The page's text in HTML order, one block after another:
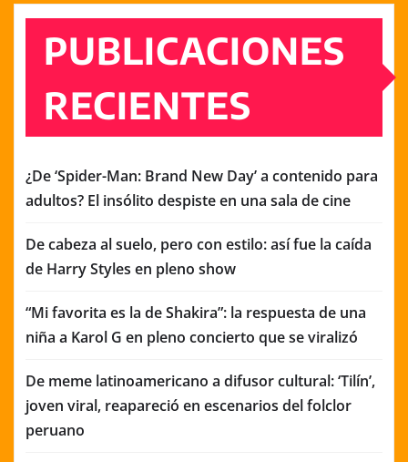
PUBLICACIONES
RECIENTES
¿De ‘Spider-Man: Brand New Day’ a contenido para
adultos? El insólito despiste en una sala de cine
De cabeza al suelo, pero con estilo: así fue la caída
de Harry Styles en pleno show
“Mi favorita es la de Shakira”: la respuesta de una
niña a Karol G en pleno concierto que se viralizó
De meme latinoamericano a difusor cultural: ‘Tilín’,
joven viral, reapareció en escenarios del folclor
peruano